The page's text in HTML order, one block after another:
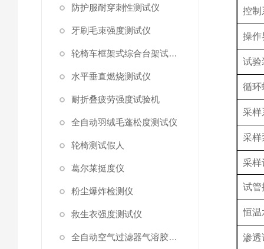
防护服耐穿刺性测试仪
牙刷毛束强度测试仪
轮椅车框架式综合台架试验机
水平垂直燃烧测试仪
耐折叠疲劳强度试验机
全自动羽绒毛蓬松度测试仪
轮椅测试假人
葛尔莱挺度仪
粉尘爆炸检测仪
救生衣强度测试仪
全自动空气过滤器气溶胶细菌截留测试仪
控制
操作
试验
循环
采样
采样
采样
试管
恒温
渗